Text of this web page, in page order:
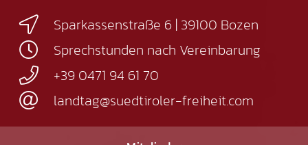
Sparkassenstraße 6 | 39100 Bozen
Sprechstunden nach Vereinbarung
+39 0471 94 61 70
landtag@suedtiroler-freiheit.com